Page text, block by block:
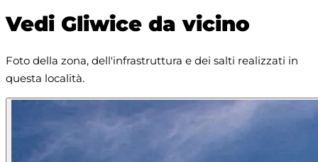
Vedi Gliwice da vicino
Foto della zona, dell'infrastruttura e dei salti realizzati in
questa località.